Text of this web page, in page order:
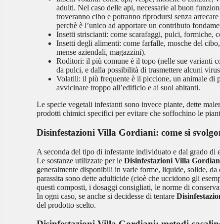
adulti. Nel caso delle api, necessarie al buon
troveranno cibo e potranno riprodursi senza
perchè è l’unico ad apportare un contributo
Insetti striscianti: come scarafaggi, pulci, formiche,
Insetti degli alimenti: come farfalle, mosche del
mense aziendali, magazzini).
Roditori: il più comune è il topo (nelle sue varianti
da pulci, e dalla possibilità di trasmettere alcuni
Volatili: il più frequente è il piccione, un animale di
avvicinare troppo all’edificio e ai suoi abitanti.
Le specie vegetali infestanti sono invece piante, dette
prodotti chimici specifici per evitare che soffochino le
Disinfestazioni Villa Gordiani: come si
A seconda del tipo di infestante individuato e dal grado di
Le sostanze utilizzate per leDisinfestazioni Villa
generalmente disponibili in varie forme, liquide, solide,
parassita sono dette adulticide (cioè che uccidono gli
questi composti, i dosaggi consigliati, le norme di
In ogni caso, se anche si decidesse di tentare
del prodotto scelto.